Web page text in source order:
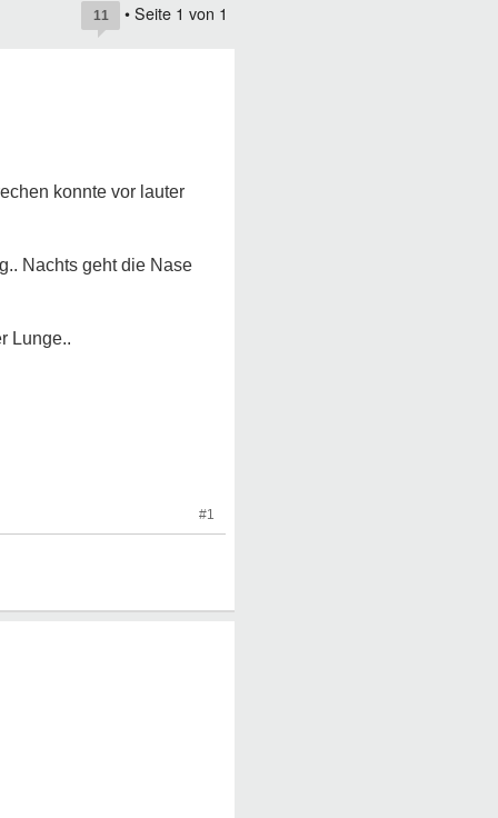
11 • Seite 1 von 1
konnte vor lauter
Nachts geht die Nase
Lunge..
#1